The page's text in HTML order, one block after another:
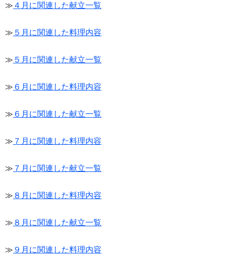
≫ ４月に関連した献立一覧
≫ ５月に関連した料理内容
≫ ５月に関連した献立一覧
≫ ６月に関連した料理内容
≫ ６月に関連した献立一覧
≫ ７月に関連した料理内容
≫ ７月に関連した献立一覧
≫ ８月に関連した料理内容
≫ ８月に関連した献立一覧
≫ ９月に関連した料理内容